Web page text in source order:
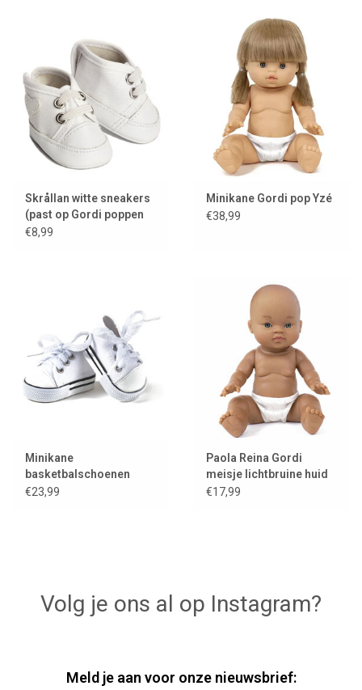
Skrållan witte sneakers
(past op Gordi poppen
en Miniland poppen
€8,99
Minikane Gordi pop Yzé
€38,99
Minikane
basketbalschoenen
Komvers wit voor Gordi
€23,99
Paola Reina Gordi
meisje lichtbruine huid
en lichte ogen
€17,99
Volg je ons al op Instagram?
Meld je aan voor onze nieuwsbrief: